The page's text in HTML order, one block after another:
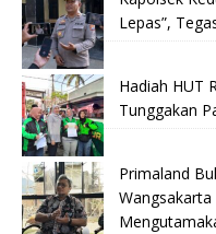
Lepas”,
Hadiah HUT
Tunggakan
Primaland